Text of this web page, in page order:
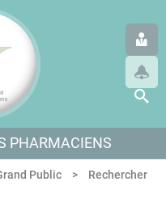
PHARMACIENS
Public
Rechercher